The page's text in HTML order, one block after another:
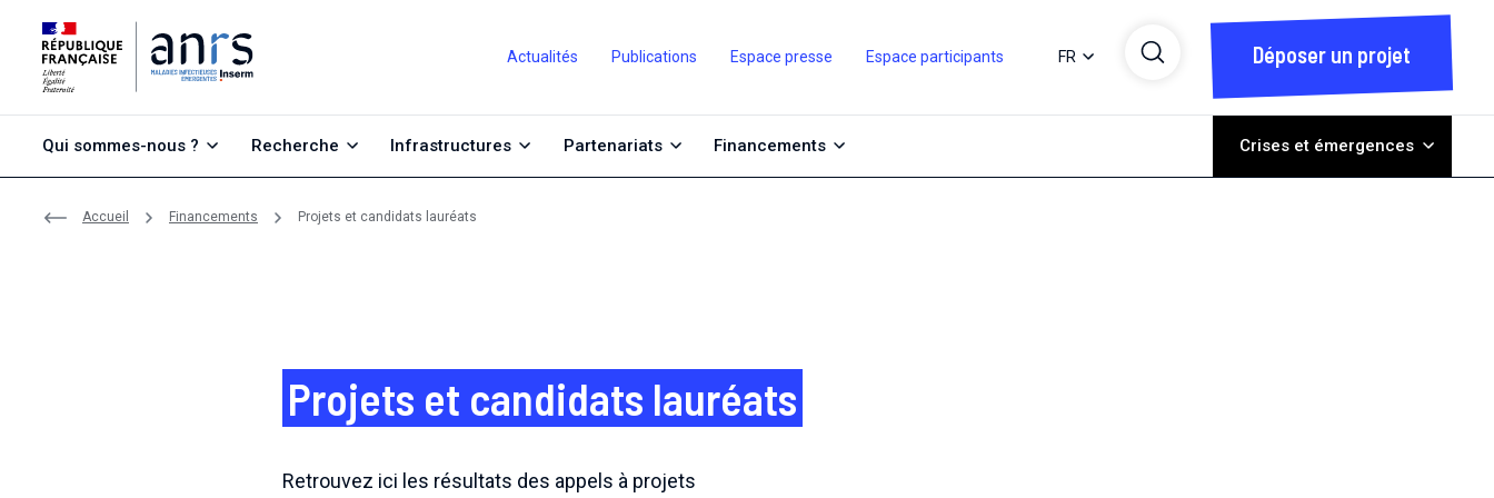
Actualités Publications Espace presse Espace participants FR Déposer un projet
Qui sommes-nous ? Recherche Infrastructures Partenariats Financements Crises et émergences
Accueil Financements Projets et candidats lauréats
Projets et candidats lauréats
Retrouvez ici les résultats des appels à projets